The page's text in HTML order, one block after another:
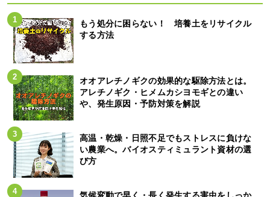
もう処分に困らない！ 培養土をリサイクル
する方法
オオアレチノギクの効果的な駆除方法とは。
アレチノギク・ヒメムカシヨモギとの違い
や、発生原因・予防対策を解説
高温・乾燥・日照不足でもストレスに負けな
い農業へ。バイオスティミュラント資材の選
び方